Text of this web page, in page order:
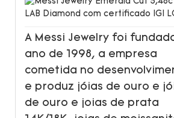
A Messi Jewelry foi
ano de 1998, a empresa
cometida no
e produz jóias de ouro e
de ouro e joias de prata